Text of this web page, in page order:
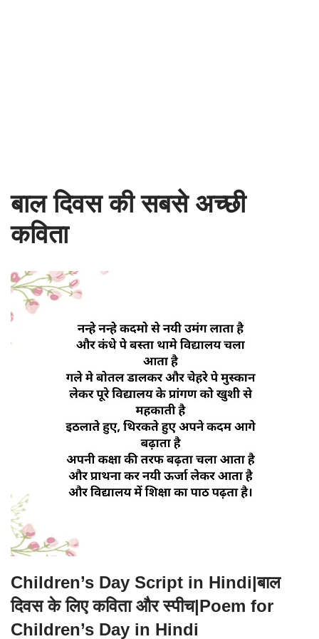
बाल दिवस की सबसे अच्छी
कविता
Children’s Day Script in Hindi|बाल
दिवस के लिए कविता और स्पीच|Poem for
Children’s Day in Hindi